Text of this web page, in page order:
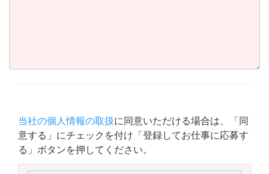
当社の個人情報の取扱に同意いただける場合は、「同
意する」にチェックを付け「登録してお仕事に応募す
る」ボタンを押してください。